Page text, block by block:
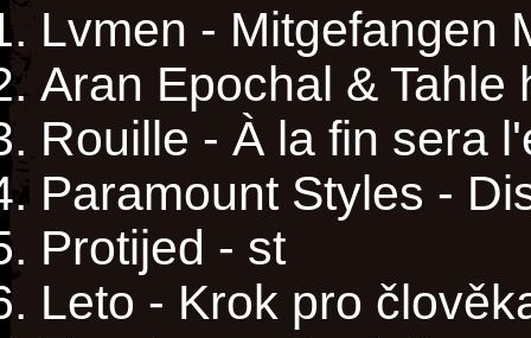
Lvmen - Mitgefangen
Aran Epochal &
Rouille - À la fin sera
Paramount Styles -
Protijed - st
Leto - Krok pro